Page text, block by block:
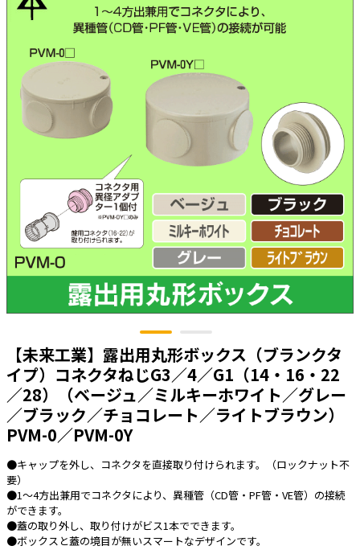
電話線／コネクタ／アダプタ
光ファイバー・融着接続機関連
LANケーブル・コネクタ・関連資材/機器
ネットワーク機器
エアコン・換気扇・空調資材
太陽光発電ケーブル・コネクタ・関連資
材/機器
電源ケーブル／コネクタ／分電盤／ブレ
照明・照明器具
電源タップ・延長コード
スイッチ・コンセント（配線器具）
ボックス・ビニル電線管付属品・引き込
みカバー
工具関連
EV充電設備工事関連
感染症関連
その他
e431オリジナル
暑さ対策
電話工事
EV充電設備工事
照明設置工事
ホテル・病院向け
【未来工業】露出用丸形ボックス（ブランクタ
イプ）コネクタねじG3／4／G1（14・16・22
／28）（ベージュ／ミルキーホワイト／グレー
／ブラック／チョコレート／ライトブラウン）
PVM-0／PVM-0Y
●キャップを外し、コネクタを直接取り付けられます。（ロックナット不
要）
●1～4方出兼用でコネクタにより、異種管（CD管・PF管・VE管）の接続
ができます。
●蓋の取り外し、取り付けがビス1本でできます。
●ボックスと蓋の境目が無いスマートなデザインです。